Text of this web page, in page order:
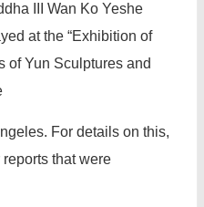
III Wan Ko Yeshe
at the “Exhibition of
of Yun Sculptures and
For details on this,
that were